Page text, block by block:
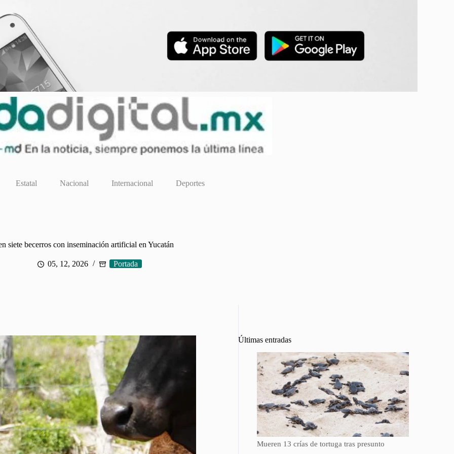
Estatal Nacional Internacional Deportes
siete becerros con inseminación artificial en Yucatán
05, 12, 2026 Portada
Últimas entradas
Mueren 13 crías de tortuga tras presunto